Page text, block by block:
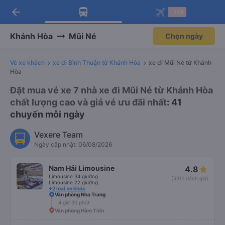
Tải app Vexere ngay!
Nhận ưu đãi thành viên độc
Mở app
Tải app Vexere
-30k/ghế khi đặt vé máy bay qua
Mở app
arrow_back
Khánh Hòa Mũi Né Chọn ngày
Vé xe khách xe đi Bình Thuận từ Khánh Hòa
xe đi Mũi Né từ Khánh
Hòa
Đặt mua vé xe 7 nhà xe đi Mũi Né từ Khánh Hòa
chất lượng cao và giá vé ưu đãi nhất: 41
chuyến mỗi ngày
Vexere Team
Ngày cập nhật: 06/08/2026
Nam Hải Limousine
Limousine 34 giường
Limousine 22 giường
+2 loại xe khác
4.8
(5311 đánh giá)
Văn phòng Nha Trang
4 giờ 30 phút
Văn phòng Hàm Tiến